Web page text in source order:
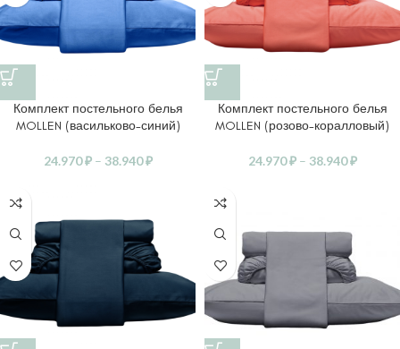
Комплект постельного белья
MOLLEN (васильково-синий)
24.970₽ – 38.940₽
Комплект постельного белья
MOLLEN (розово-коралловый)
24.970₽ – 38.940₽